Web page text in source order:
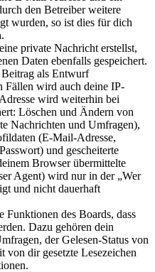
den Betreiber weitere
wurden, so ist dies für dich
private Nachricht erstellst,
Daten ebenfalls gespeichert.
als Entwurf
Fällen wird auch deine IP-
wird weiterhin bei
Löschen und Ändern von
Nachrichten und Umfragen),
(E-Mail-Adresse,
und gescheiterte
Browser übermittelte
Agent) wird nur in der „Wer
und nicht dauerhaft
Funktionen des Boards, dass
Dazu gehören dein
der Gelesen-Status von
von dir gesetzte Lesezeichen